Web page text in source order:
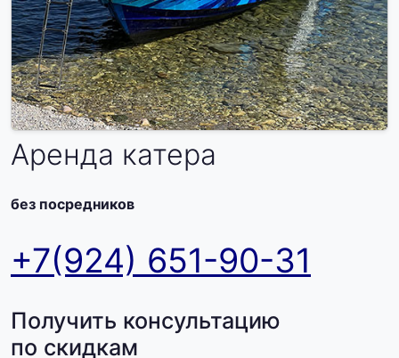
Аренда катера
без посредников
+7(924) 651-90-31
Получить консультацию
по скидкам